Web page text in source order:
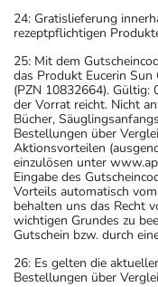
24: Gratislieferung
rezeptpflichtigen
25: Mit dem
das Produkt Eucerin
(PZN 10832664). Gültig:
der Vorrat reicht. Nicht
Bücher,
Bestellungen über
Aktionsvorteilen
einzulösen unter
Eingabe des
Vorteils automatisch
behalten uns das Recht
wichtigen Grundes zu
Gutschein bzw. durch
26: Es gelten die
Bestellungen über